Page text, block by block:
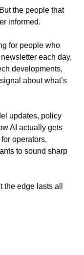
the people that
informed.
for people who
each day,
developments,
about what’s
updates, policy
AI actually gets
operators,
to sound sharp
the edge lasts all